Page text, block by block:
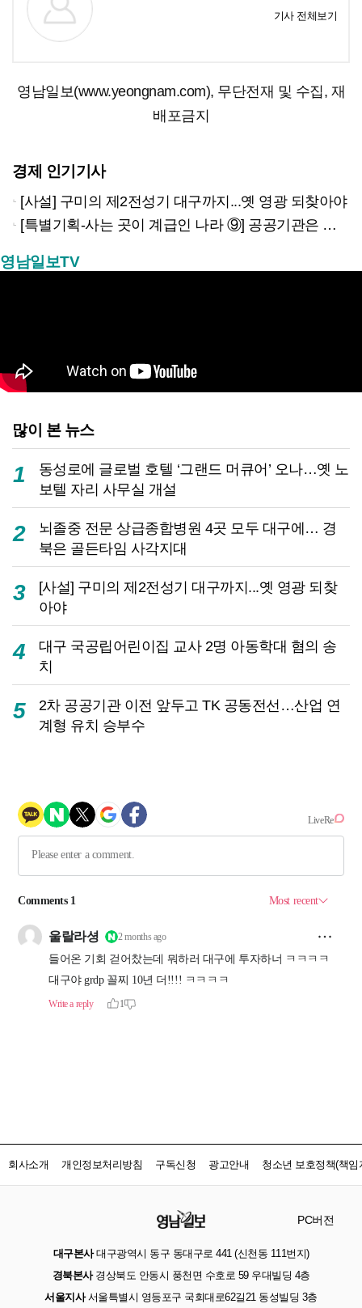
기사 전체보기
영남일보(www.yeongnam.com), 무단전재 및 수집, 재
배포금지
경제 인기기사
[사설] 구미의 제2전성기 대구까지...옛 영광 되찾아야
[특별기획-사는 곳이 계급인 나라 ⑨] 공공기관은 지방으로 왔지만, 그들이 사는 곳은 서울이었다
영남일보TV
많이 본 뉴스
1
동성로에 글로벌 호텔 ‘그랜드 머큐어’ 오나…옛 노
보텔 자리 사무실 개설
2
뇌졸중 전문 상급종합병원 4곳 모두 대구에… 경
북은 골든타임 사각지대
3
[사설] 구미의 제2전성기 대구까지...옛 영광 되찾
아야
4
대구 국공립어린이집 교사 2명 아동학대 혐의 송
치
5
2차 공공기관 이전 앞두고 TK 공동전선…산업 연
계형 유치 승부수
회사소개 개인정보처리방침 구독신청 광고안내 청소년 보호정책(책임
PC버전
대구본사대구광역시 동구 동대구로 441 (신천동 111번지)
경북본사경상북도 안동시 풍천면 수호로 59 우대빌딩 4층
서울지사서울특별시 영등포구 국회대로62길21 동성빌딩 3층